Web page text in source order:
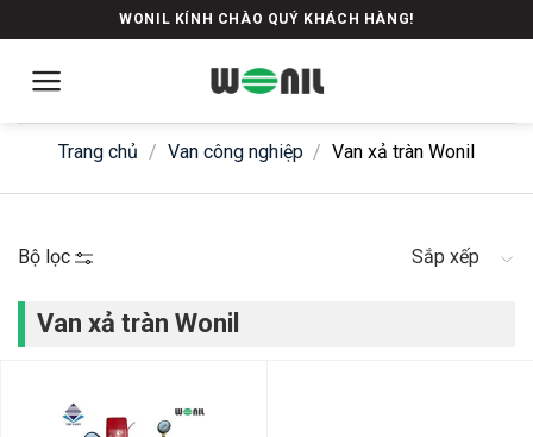
to
content
WONIL KÍNH CHÀO QUÝ KHÁCH HÀNG!
Trang chủ / Van công nghiệp / Van xả tràn Wonil
Bộ lọc Sắp xếp
Van xả tràn Wonil